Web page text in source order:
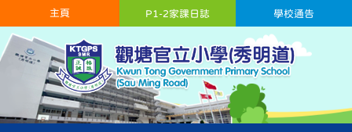
主頁 學校通告
P1-2家課日誌